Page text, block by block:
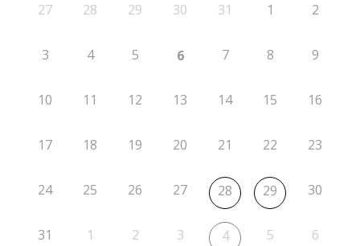
27
28 29 30 31 1 2
3 4 5 6 7 8 9
10 11 12 13 14 15 16
17 18 19 20 21 22 23
24 25 26 27 28 29 30
31 1 2 3 4 5 6